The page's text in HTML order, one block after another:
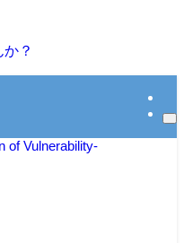
？
of Vulnerability-